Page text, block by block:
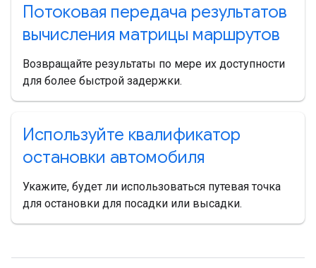
Потоковая передача результатов
вычисления матрицы маршрутов
Возвращайте результаты по мере их доступности
для более быстрой задержки.
Используйте квалификатор
остановки автомобиля
Укажите, будет ли использоваться путевая точка
для остановки для посадки или высадки.